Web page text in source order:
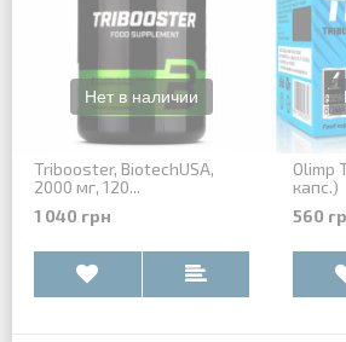
Tribooster, BiotechUSA,
2000 мг, 120...
1 040 грн
Olimp
капс.)
560